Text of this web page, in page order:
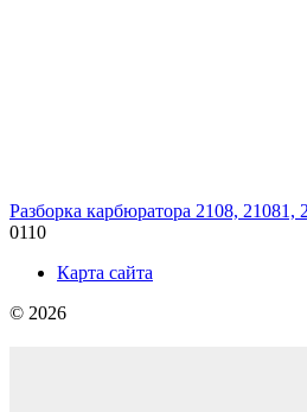
Разборка карбюратора 2108, 21081,
0110
Карта сайта
© 2026